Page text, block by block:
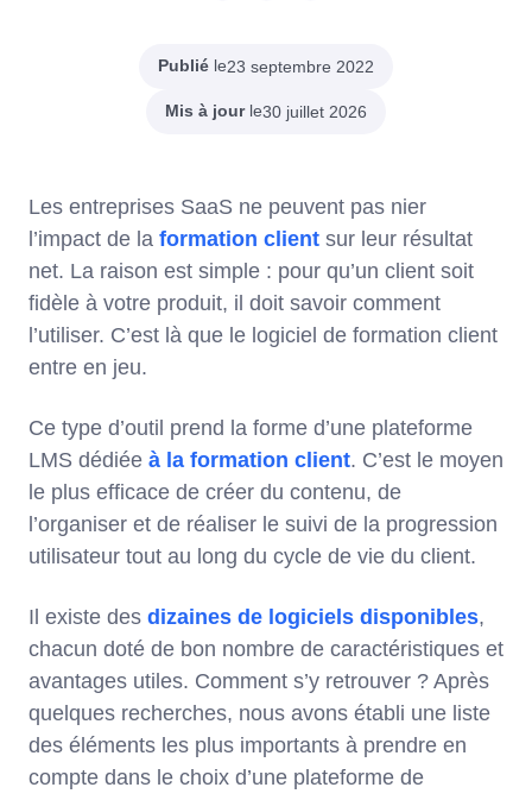
Publié le23 septembre 2022
Mis à jourle30 juillet 2026
Les entreprises SaaS ne peuvent pas nier
l’impact de la formation client sur leur résultat
net. La raison est simple : pour qu’un client soit
fidèle à votre produit, il doit savoir comment
l’utiliser. C’est là que le logiciel de formation client
entre en jeu.
Ce type d’outil prend la forme d’une plateforme
LMS dédiée à la formation client. C’est le moyen
le plus efficace de créer du contenu, de
l’organiser et de réaliser le suivi de la progression
utilisateur tout au long du cycle de vie du client.
Il existe des dizaines de logiciels disponibles,
chacun doté de bon nombre de caractéristiques et
avantages utiles. Comment s’y retrouver ? Après
quelques recherches, nous avons établi une liste
des éléments les plus importants à prendre en
compte dans le choix d’une plateforme de